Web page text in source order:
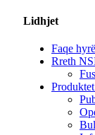
Lidhjet
Faqe
Rreth